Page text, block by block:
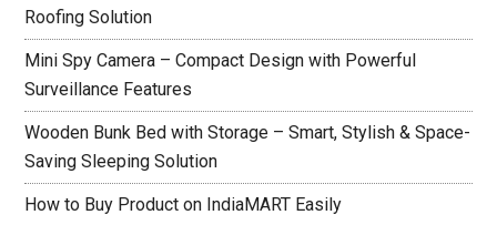
Roofing Solution
Mini Spy Camera – Compact Design with Powerful
Surveillance Features
Wooden Bunk Bed with Storage – Smart, Stylish & Space-
Saving Sleeping Solution
How to Buy Product on IndiaMART Easily